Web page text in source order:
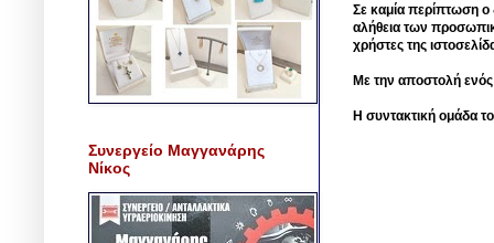
Σε καμία περίπτωση ο
αλήθεια των
χρήστες της
Με την αποστολή
Η συντακτική ομάδα
Συνεργείο Μαγγανάρης
Νίκος